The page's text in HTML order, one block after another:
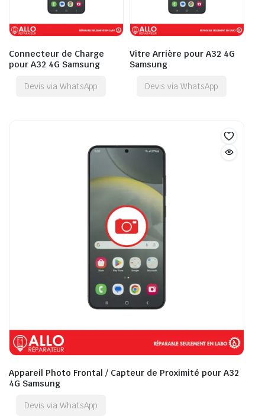
Connecteur de Charge
pour A32 4G Samsung
Devis via WhatsApp
Vitre Arrière pour A32 4G
Samsung
Devis via WhatsApp
Appareil Photo Frontal / Capteur de Proximité pour A32
4G Samsung
Devis via WhatsApp